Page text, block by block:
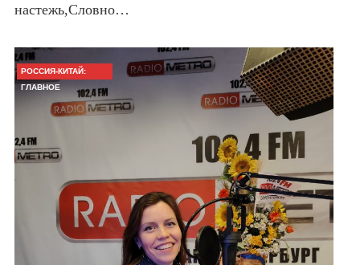
настежь,Словно…
РОССИЯ-КИТАЙ:
ГЛАВНОЕ